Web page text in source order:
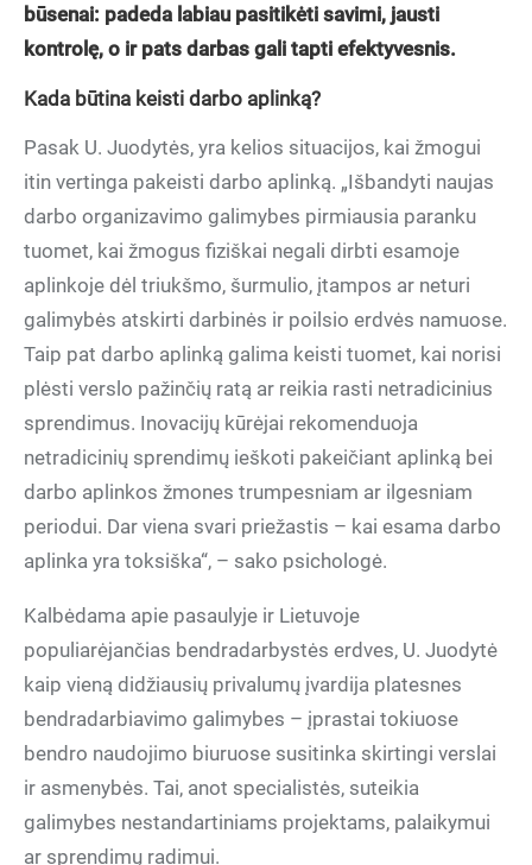
būsenai: padeda labiau pasitikėti savimi, jausti
kontrolę, o ir pats darbas gali tapti efektyvesnis.
Kada būtina keisti darbo aplinką?
Pasak U. Juodytės, yra kelios situacijos, kai žmogui
itin vertinga pakeisti darbo aplinką. „Išbandyti naujas
darbo organizavimo galimybes pirmiausia paranku
tuomet, kai žmogus fiziškai negali dirbti esamoje
aplinkoje dėl triukšmo, šurmulio, įtampos ar neturi
galimybės atskirti darbinės ir poilsio erdvės namuose.
Taip pat darbo aplinką galima keisti tuomet, kai norisi
plėsti verslo pažinčių ratą ar reikia rasti netradicinius
sprendimus. Inovacijų kūrėjai rekomenduoja
netradicinių sprendimų ieškoti pakeičiant aplinką bei
darbo aplinkos žmones trumpesniam ar ilgesniam
periodui. Dar viena svari priežastis – kai esama darbo
aplinka yra toksiška“, – sako psichologė.
Kalbėdama apie pasaulyje ir Lietuvoje
populiarėjančias bendradarbystės erdves, U. Juodytė
kaip vieną didžiausių privalumų įvardija platesnes
bendradarbiavimo galimybes – įprastai tokiuose
bendro naudojimo biuruose susitinka skirtingi verslai
ir asmenybės. Tai, anot specialistės, suteikia
galimybes nestandartiniams projektams, palaikymui
ar sprendimų radimui.